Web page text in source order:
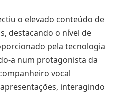
o elevado conteúdo de
destacando o nível de
pela tecnologia
a num protagonista da
vocal
interagindo